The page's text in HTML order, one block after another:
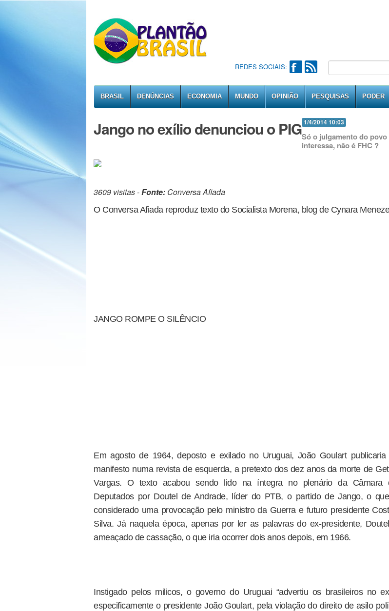
REDES SOCIAIS:
BRASIL DENÚNCIAS ECONOMIA MUNDO OPINIÃO PESQUISAS PODER
1/4/2014 10:03
Jango no exílio denunciou o PIGSó o julgamento do povo
interessa, não é FHC ?
3609 visitas -Fonte: Conversa Afiada
O Conversa Afiada reproduz texto do Socialista Morena, blog de Cynara
JANGO ROMPE O SILÊNCIO
Em agosto de 1964, deposto e exilado no Uruguai, João Goulart publicaria
manifesto numa revista de esquerda, a pretexto dos dez anos da morte de
Vargas. O texto acabou sendo lido na íntegra no plenário da Câmara
Deputados por Doutel de Andrade, líder do PTB, o partido de Jango, o
considerado uma provocação pelo ministro da Guerra e futuro presidente
Silva. Já naquela época, apenas por ler as palavras do ex-presidente,
ameaçado de cassação, o que iria ocorrer dois anos depois, em 1966.
Instigado pelos milicos, o governo do Uruguai “advertiu os brasileiros no
especificamente o presidente João Goulart, pela violação do direito de asilo